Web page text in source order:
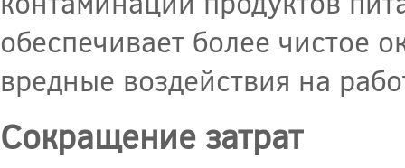
обеспечивает более чистое
вредные воздействия на
Сокращение затрат